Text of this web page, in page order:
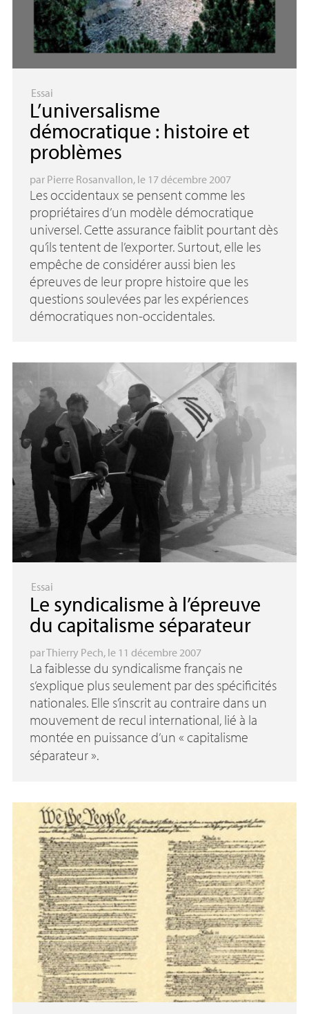
Essai
L’universalisme
démocratique : histoire et
problèmes
par Pierre Rosanvallon, le 17 décembre 2007
Les occidentaux se pensent comme les
propriétaires d’un modèle démocratique
universel. Cette assurance faiblit pourtant dès
qu’ils tentent de l’exporter. Surtout, elle les
empêche de considérer aussi bien les
épreuves de leur propre histoire que les
questions soulevées par les expériences
démocratiques non-occidentales.
Essai
Le syndicalisme à l’épreuve
du capitalisme séparateur
parThierry Pech, le 11 décembre 2007
La faiblesse du syndicalisme français ne
s’explique plus seulement par des spécificités
nationales. Elle s’inscrit au contraire dans un
mouvement de recul international, lié à la
montée en puissance d’un « capitalisme
séparateur».